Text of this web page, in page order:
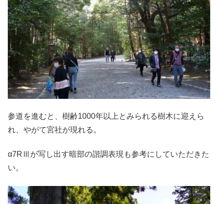
参道を進むと、樹齢1000年以上とみられる樹木に迎えら
れ、やがて宮社が現れる。
α7RⅢが写し出す暗部の諧調表現も参考にしていただきた
い。